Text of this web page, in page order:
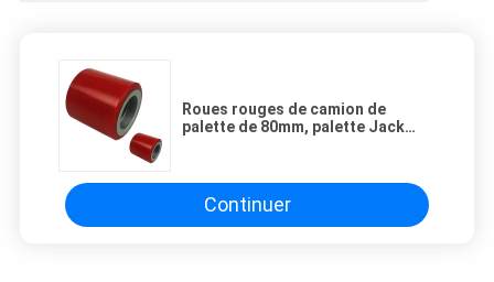
Roues rouges de camion de
palette de 80mm, palette Jack
Continuer